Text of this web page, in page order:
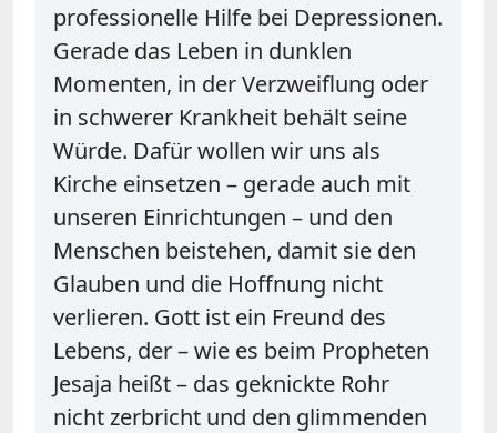
professionelle Hilfe bei Depressionen.
Gerade das Leben in dunklen
Momenten, in der Verzweiflung oder
in schwerer Krankheit behält seine
Würde. Dafür wollen wir uns als
Kirche einsetzen – gerade auch mit
unseren Einrichtungen – und den
Menschen beistehen, damit sie den
Glauben und die Hoffnung nicht
verlieren. Gott ist ein Freund des
Lebens, der – wie es beim Propheten
Jesaja heißt – das geknickte Rohr
nicht zerbricht und den glimmenden